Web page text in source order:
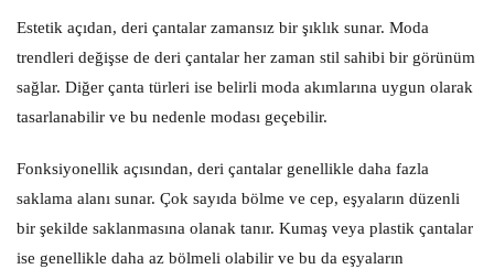
Estetik açıdan, deri çantalar zamansız bir şıklık sunar. Moda
trendleri değişse de deri çantalar her zaman stil sahibi bir görünüm
sağlar. Diğer çanta türleri ise belirli moda akımlarına uygun olarak
tasarlanabilir ve bu nedenle modası geçebilir.
Fonksiyonellik açısından, deri çantalar genellikle daha fazla
saklama alanı sunar. Çok sayıda bölme ve cep, eşyaların düzenli
bir şekilde saklanmasına olanak tanır. Kumaş veya plastik çantalar
ise genellikle daha az bölmeli olabilir ve bu da eşyaların